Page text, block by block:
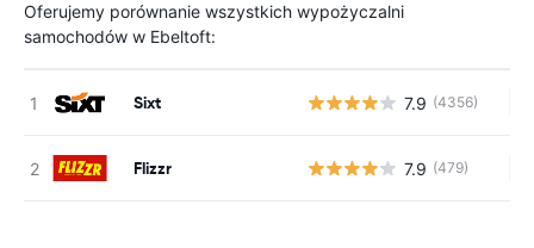
Oferujemy porównanie wszystkich wypożyczalni
samochodów w Ebeltoft:
Sixt 7.9 (4356)
Flizzr 7.9 (479)